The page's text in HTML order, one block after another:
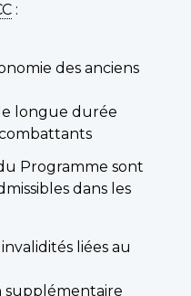
:
des anciens
longue durée
Programme sont
dans les
liées au